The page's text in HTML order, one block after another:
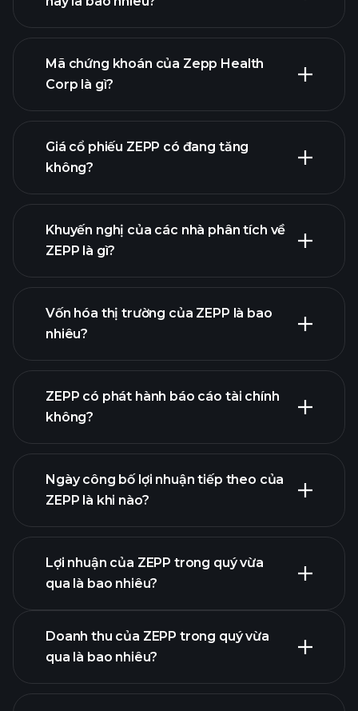
nâng cao
Mã chứng khoán của Zepp Health
Corp là gì?
Giá cổ phiếu ZEPP có đang tăng
không?
Khuyến nghị của các nhà phân tích về
ZEPP là gì?
Vốn hóa thị trường của ZEPP là bao
nhiêu?
danh
sách cổ phiếu của chúng tôi
ZEPP có phát hành báo cáo tài chính
không?
tài chính của
ZEPP
Ngày công bố lợi nhuận tiếp theo của
ZEPP là khi nào?
Lịch công bố lợi nhuận
Lợi nhuận của ZEPP trong quý vừa
qua là bao nhiêu?
Doanh thu của ZEPP trong quý vừa
qua là bao nhiêu?